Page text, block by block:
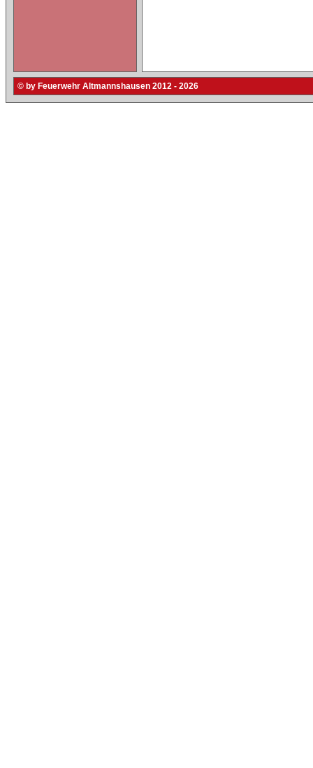
© by Feuerwehr Altmannshausen 2012 - 2026